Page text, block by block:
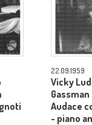
22.09.1959
Vicky
Audace
- piano